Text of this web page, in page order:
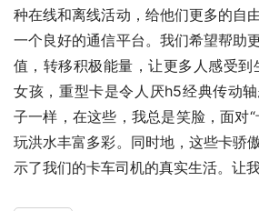
种在线和离线活动，给他们更多的自
一个良好的通信平台。我们希望帮助
值，转移积极能量，让更多人感受到
女孩，重型卡是令人厌h5经典传动
子一样，在这些，我总是笑脸，面对“
玩洪水丰富多彩。同时地，这些卡骄
示了我们的卡车司机的真实生活。让